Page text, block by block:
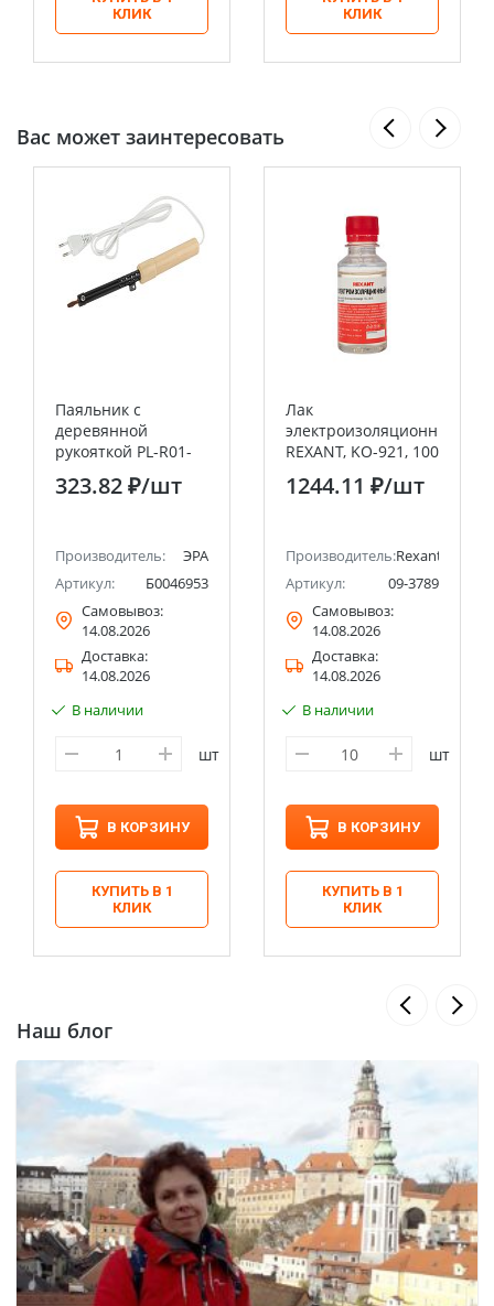
КЛИК
КЛИК
Вас может заинтересовать
Паяльник с
деревянной
рукояткой PL-R01-
65W ЭРА ЭПСН 230
В 65 Вт ЭРА
323.82 ₽/шт
Производитель:
ЭРА
Артикул:
Б0046953
Самовывоз:
14.08.2026
Доставка:
14.08.2026
В наличии
шт
В КОРЗИНУ
КУПИТЬ В 1
КЛИК
Лак
электроизоляционный
REXANT, KO-921, 100
1244.11 ₽/шт
Производитель:Rexant
Артикул:
09-3789
Самовывоз:
14.08.2026
Доставка:
14.08.2026
В наличии
шт
В КОРЗИНУ
КУПИТЬ В 1
КЛИК
Наш блог